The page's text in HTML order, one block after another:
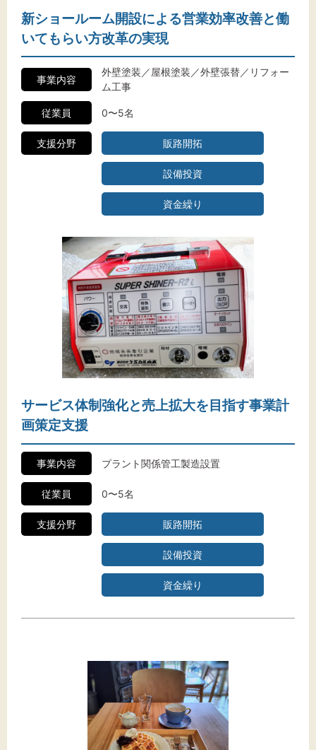
新ショールーム開設による営業効率改善と働
いてもらい方改革の実現
事業内容
外壁塗装／屋根塗装／外壁張替／リフォー
ム工事
従業員 0〜5名
支援分野 販路開拓
設備投資
資金繰り
サービス体制強化と売上拡大を目指す事業計
画策定支援
事業内容 プラント関係管工製造設置
従業員 0〜5名
支援分野 販路開拓
設備投資
資金繰り